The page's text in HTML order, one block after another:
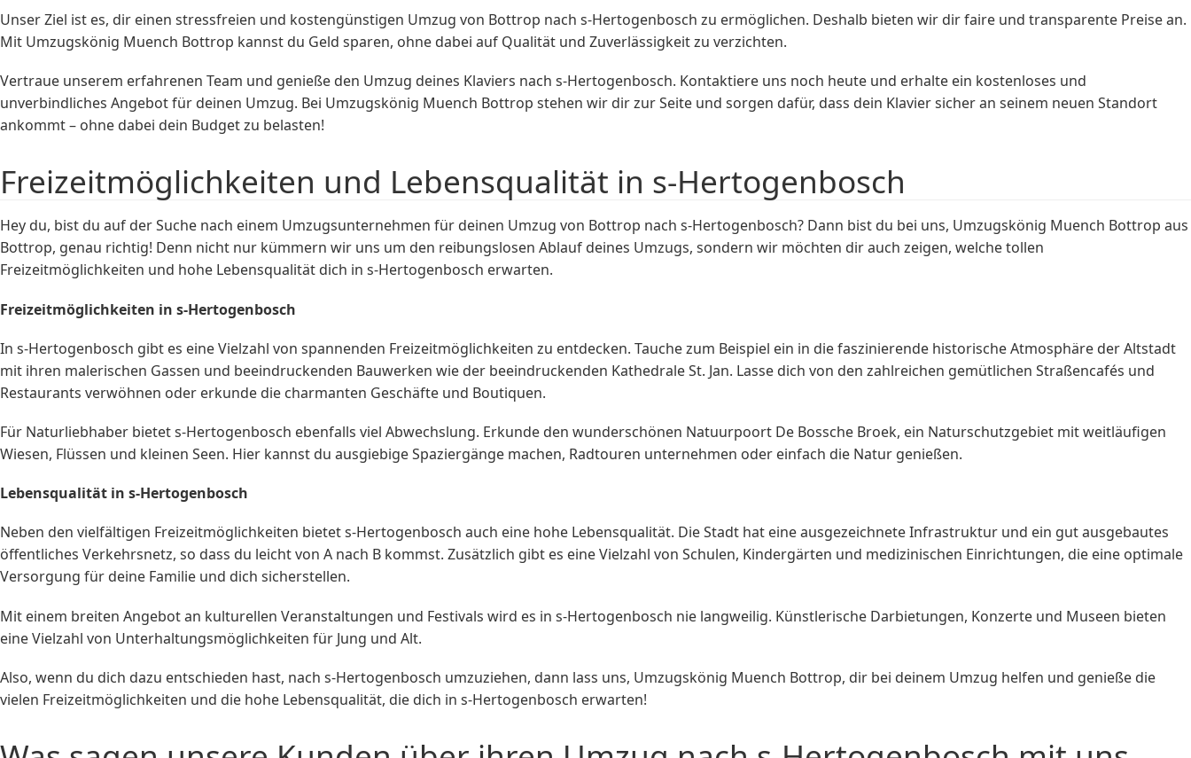
Unser Ziel ist es, dir einen stressfreien und kostengünstigen Umzug von Bottrop nach s-Hertogenbosch zu ermöglichen. Deshalb bieten wir dir faire und transparente Preise an.
Mit Umzugskönig Muench Bottrop kannst du Geld sparen, ohne dabei auf Qualität und Zuverlässigkeit zu verzichten.
Vertraue unserem erfahrenen Team und genieße den Umzug deines Klaviers nach s-Hertogenbosch. Kontaktiere uns noch heute und erhalte ein kostenloses und
unverbindliches Angebot für deinen Umzug. Bei Umzugskönig Muench Bottrop stehen wir dir zur Seite und sorgen dafür, dass dein Klavier sicher an seinem neuen Standort
ankommt – ohne dabei dein Budget zu belasten!
Freizeitmöglichkeiten und Lebensqualität in s-Hertogenbosch
Hey du, bist du auf der Suche nach einem Umzugsunternehmen für deinen Umzug von Bottrop nach s-Hertogenbosch? Dann bist du bei uns, Umzugskönig Muench Bottrop aus
Bottrop, genau richtig! Denn nicht nur kümmern wir uns um den reibungslosen Ablauf deines Umzugs, sondern wir möchten dir auch zeigen, welche tollen
Freizeitmöglichkeiten und hohe Lebensqualität dich in s-Hertogenbosch erwarten.
Freizeitmöglichkeiten in s-Hertogenbosch
In s-Hertogenbosch gibt es eine Vielzahl von spannenden Freizeitmöglichkeiten zu entdecken. Tauche zum Beispiel ein in die faszinierende historische Atmosphäre der Altstadt
mit ihren malerischen Gassen und beeindruckenden Bauwerken wie der beeindruckenden Kathedrale St. Jan. Lasse dich von den zahlreichen gemütlichen Straßencafés und
Restaurants verwöhnen oder erkunde die charmanten Geschäfte und Boutiquen.
Für Naturliebhaber bietet s-Hertogenbosch ebenfalls viel Abwechslung. Erkunde den wunderschönen Natuurpoort De Bossche Broek, ein Naturschutzgebiet mit weitläufigen
Wiesen, Flüssen und kleinen Seen. Hier kannst du ausgiebige Spaziergänge machen, Radtouren unternehmen oder einfach die Natur genießen.
Lebensqualität in s-Hertogenbosch
Neben den vielfältigen Freizeitmöglichkeiten bietet s-Hertogenbosch auch eine hohe Lebensqualität. Die Stadt hat eine ausgezeichnete Infrastruktur und ein gut ausgebautes
öffentliches Verkehrsnetz, so dass du leicht von A nach B kommst. Zusätzlich gibt es eine Vielzahl von Schulen, Kindergärten und medizinischen Einrichtungen, die eine optimale
Versorgung für deine Familie und dich sicherstellen.
Mit einem breiten Angebot an kulturellen Veranstaltungen und Festivals wird es in s-Hertogenbosch nie langweilig. Künstlerische Darbietungen, Konzerte und Museen bieten
eine Vielzahl von Unterhaltungsmöglichkeiten für Jung und Alt.
Also, wenn du dich dazu entschieden hast, nach s-Hertogenbosch umzuziehen, dann lass uns, Umzugskönig Muench Bottrop, dir bei deinem Umzug helfen und genieße die
vielen Freizeitmöglichkeiten und die hohe Lebensqualität, die dich in s-Hertogenbosch erwarten!